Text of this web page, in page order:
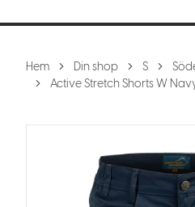
Hem Din shop S
Active Stretch Shorts W